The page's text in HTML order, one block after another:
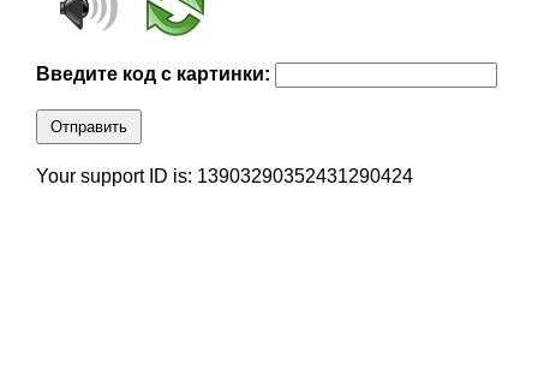
Введите код с картинки:
Отправить
Your support ID is: 13903290352431290424